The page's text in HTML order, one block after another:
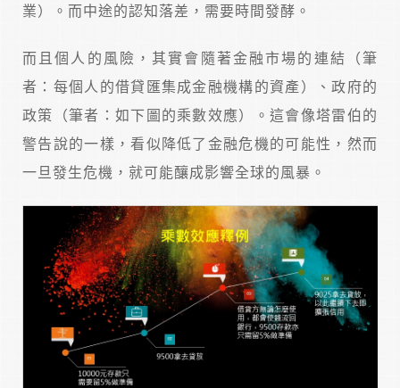
業）。而中途的認知落差，需要時間發酵。
而且個人的風險，其實會隨著金融市場的連結（筆
者：每個人的借貸匯集成金融機構的資產）、政府的
政策（筆者：如下圖的乘數效應）。這會像塔雷伯的
警告說的一樣，看似降低了金融危機的可能性，然而
一旦發生危機，就可能釀成影響全球的風暴。